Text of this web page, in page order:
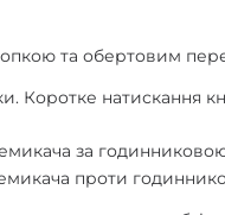
та обертовим
Коротке
за
проти